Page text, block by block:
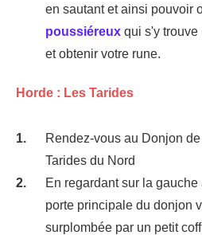
en sautant et ainsi pouvoir
poussiéreux qui s'y trouve
et obtenir votre rune.
Horde : Les Tarides
Rendez-vous au Donjon
Tarides du Nord
En regardant sur la
porte principale du donjon
surplombée par un petit